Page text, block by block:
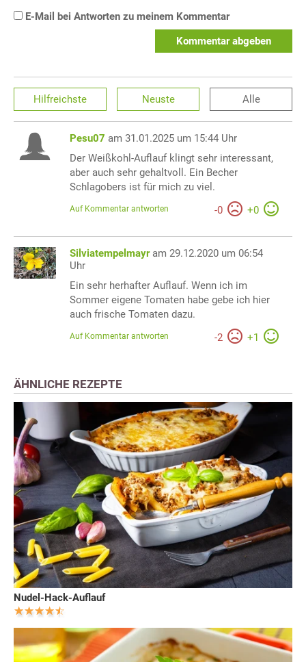
E-Mail bei Antworten zu meinem Kommentar
Kommentar abgeben
Hilfreichste Neuste Alle
Pesu07 am 31.01.2025 um 15:44 Uhr
Der Weißkohl-Auflauf klingt sehr interessant,
aber auch sehr gehaltvoll. Ein Becher
Schlagobers ist für mich zu viel.
-0 +0
Auf Kommentar antworten
Silviatempelmayr am 29.12.2020 um 06:54
Uhr
Ein sehr herhafter Auflauf. Wenn ich im
Sommer eigene Tomaten habe gebe ich hier
auch frische Tomaten dazu.
-2 +1
Auf Kommentar antworten
ÄHNLICHE REZEPTE
Nudel-Hack-Auflauf